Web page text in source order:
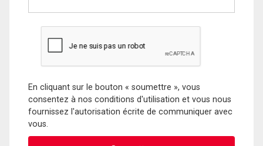
En cliquant sur le bouton « soumettre », vous
consentez à nos conditions d'utilisation et vous nous
fournissez l'autorisation écrite de communiquer avec
vous.